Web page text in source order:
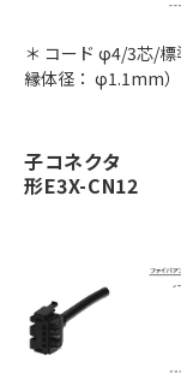
＊ コード φ4/3芯/
縁体径： φ1.1mm）
子コネクタ
形E3X-CN12